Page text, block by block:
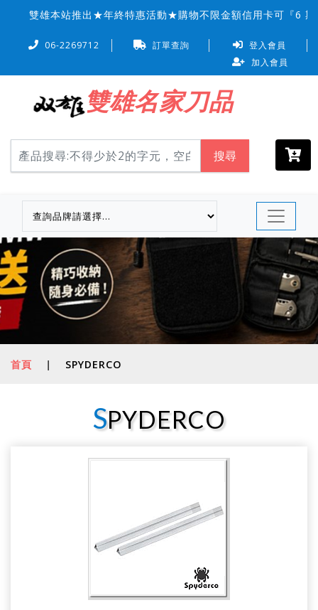
雙雄本站推出★年終特惠活動★購物不限金額信用卡可『6
06-2269712 訂單查詢
登入會員
加入會員
雙雄名家刀品
搜尋
首頁 | SPYDERCO
SPYDERCO